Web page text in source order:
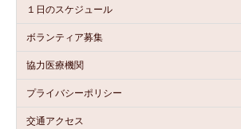
１日のスケジュール
ボランティア募集
協力医療機関
プライバシーポリシー
交通アクセス